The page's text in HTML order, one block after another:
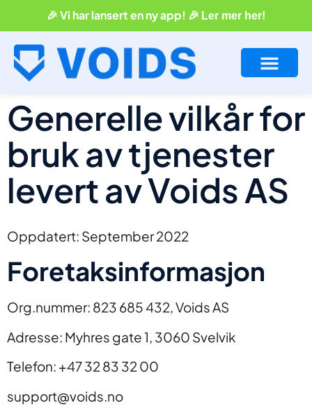
🎉 Vi har lansert en ny app! 🎉 Ler mer her!
Generelle vilkår for
bruk av tjenester
levert av Voids AS
Oppdatert: September 2022
Foretaksinformasjon
Org.nummer: 823 685 432, Voids AS
Adresse: Myhres gate 1, 3060 Svelvik
Telefon: +47 32 83 32 00
support@voids.no